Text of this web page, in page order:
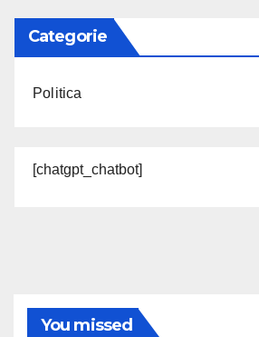
Categorie
Politica
[chatgpt_chatbot]
You missed